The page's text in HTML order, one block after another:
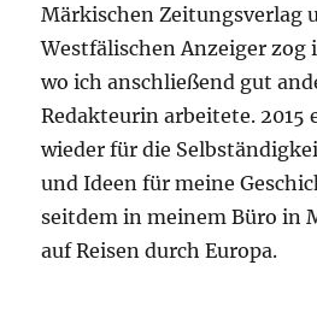
Märkischen Zeitungsverlag
Westfälischen Anzeiger zog
wo ich anschließend gut
Redakteurin arbeitete. 2015
wieder für die
und Ideen für meine
seitdem in meinem Büro in
auf Reisen durch Europa.